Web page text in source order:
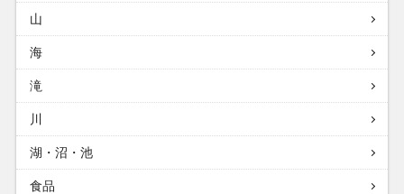
山
海
滝
川
湖・沼・池
食品